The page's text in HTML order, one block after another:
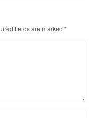
fields are marked *